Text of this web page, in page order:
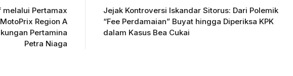
Pertamax
Region A
Pertamina
Petra Niaga
Jejak Kontroversi Iskandar Sitorus: Dari Polemik
“Fee Perdamaian” Buyat hingga Diperiksa KPK
dalam Kasus Bea Cukai